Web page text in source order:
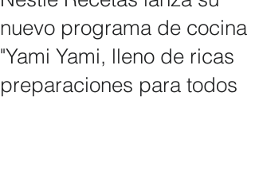
nuevo programa de cocina
"Yami Yami, lleno de ricas
preparaciones para todos